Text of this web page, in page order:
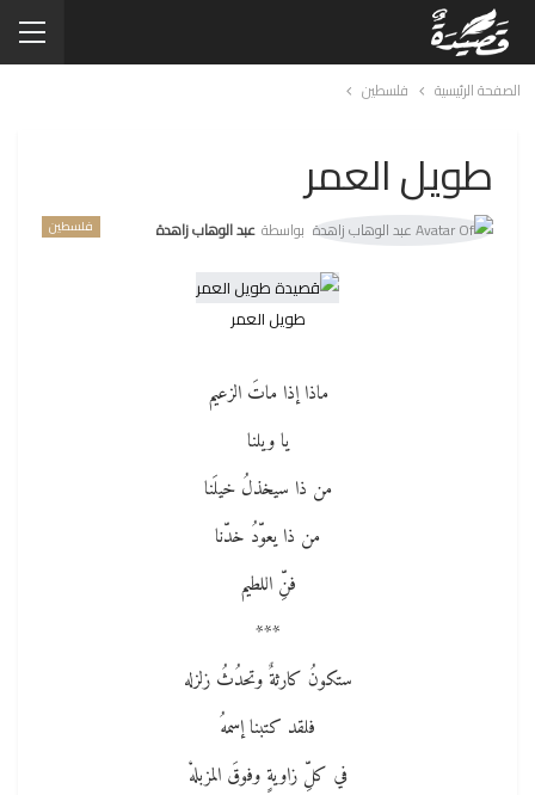
الصفحة الرئيسية فلسطين
طويل العمر
فلسطين بواسطة عبد الوهاب زاهدة
طويل العمر
ماذا إذا ماتَ الزعيم
يا ويلنا
من ذا سيخذلُ خيلَنا
من ذا يعوّدُ خدّنا
فنِّ اللطيم
***
ستكونُ كارثةٌ وتحدُثُ زلزله
فلقد كتبنا إسمهُ
في كلِّ زاويةٍ وفوقَ المزبلهْ